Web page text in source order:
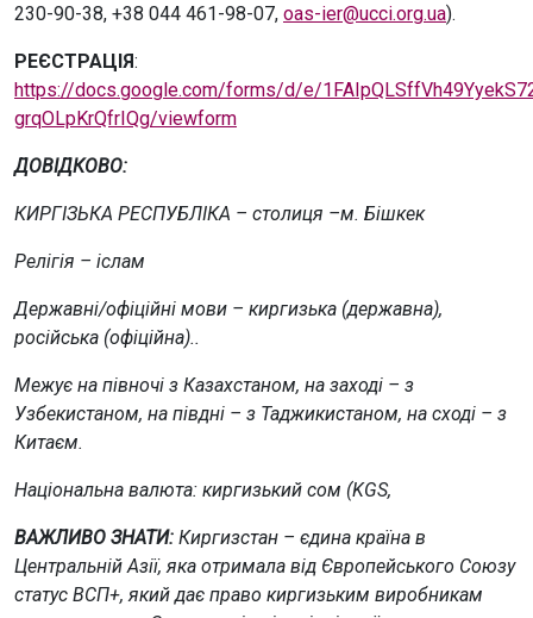
230-90-38, +38 044 461-98-07, oas-ier@ucci.org.ua).
РЕЄСТРАЦІЯ:
https://docs.google.com/forms/d/e/
grqOLpKrQfrIQg/viewform
ДОВІДКОВО:
КИРГІЗЬКА РЕСПУБЛІКА – столиця –м. Бішкек
Релігія – іслам
Державні/офіційні мови – киргизька (державна),
російська (офіційна)..
Межує на півночі з Казахстаном, на заході – з
Узбекистаном, на півдні – з Таджикистаном, на сході – з
Китаєм.
Національна валюта: киргизький сом (KGS,
ВАЖЛИВО ЗНАТИ: Киргизстан – єдина країна в
Центральній Азії, яка отримала від Європейського Союзу
статус ВСП+, який дає право киргизьким виробникам